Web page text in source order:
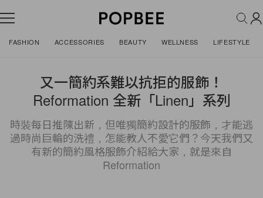
FASHION ACCESSORIES BEAUTY WELLNESS LIFESTYLE
又一簡約系難以抗拒的服飾！
Reformation 全新「Linen」系列
時裝每日推陳出新，但唯獨簡約設計的服飾，才能逃
過時尚巨輪的洗禮，怎能教人不愛它們？今天我們又
有新的簡約風格服飾介紹給大家，就是來自
Reformation